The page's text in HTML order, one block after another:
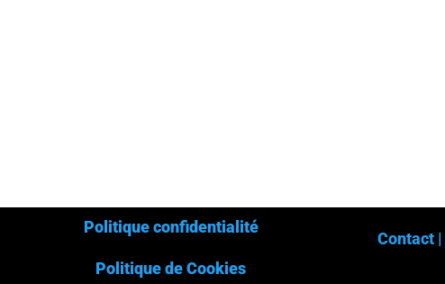
Politique confidentialité
Politique de Cookies
Contact |